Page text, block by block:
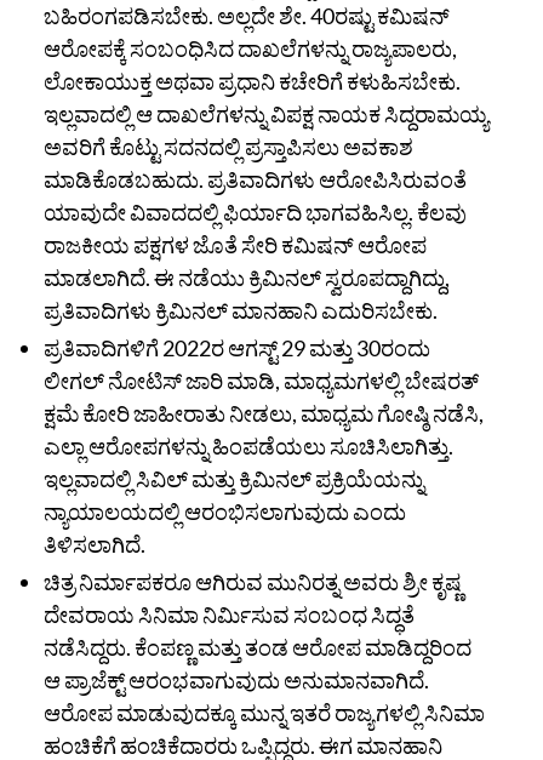
ಬಹಿರಂಗಪಡಿಸಬೇಕು. ಅಲ್ಲದೇ ಶೇ. 40ರಷ್ಟು ಕಮಿಷನ್‌
ಆರೋಪಕ್ಕೆ ಸಂಬಂಧಿಸಿದ ದಾಖಲೆಗಳನ್ನು ರಾಜ್ಯಪಾಲರು,
ಲೋಕಾಯುಕ್ತ ಅಥವಾ ಪ್ರಧಾನಿ ಕಚೇರಿಗೆ ಕಳುಹಿಸಬೇಕು.
ಇಲ್ಲವಾದಲ್ಲಿ ಆ ದಾಖಲೆಗಳನ್ನು ವಿಪಕ್ಷ ನಾಯಕ ಸಿದ್ದರಾಮಯ್ಯ
ಅವರಿಗೆ ಕೊಟ್ಟು ಸದನದಲ್ಲಿ ಪ್ರಸ್ತಾಪಿಸಲು ಅವಕಾಶ
ಮಾಡಿಕೊಡಬಹುದು. ಪ್ರತಿವಾದಿಗಳು ಆರೋಪಿಸಿರುವಂತೆ
ಯಾವುದೇ ವಿವಾದದಲ್ಲಿ ಫಿರ್ಯಾದಿ ಭಾಗವಹಿಸಿಲ್ಲ. ಕೆಲವು
ರಾಜಕೀಯ ಪಕ್ಷಗಳ ಜೊತೆ ಸೇರಿ ಕಮಿಷನ್‌ ಆರೋಪ
ಮಾಡಲಾಗಿದೆ. ಈ ನಡೆಯು ಕ್ರಿಮಿನಲ್‌ ಸ್ವರೂಪದ್ದಾಗಿದ್ದು,
ಪ್ರತಿವಾದಿಗಳು ಕ್ರಿಮಿನಲ್‌ ಮಾನಹಾನಿ ಎದುರಿಸಬೇಕು.
ಪ್ರತಿವಾದಿಗಳಿಗೆ 2022ರ ಆಗಸ್ಟ್‌ 29 ಮತ್ತು 30ರಂದು
ಲೀಗಲ್‌ ನೋಟಿಸ್‌ ಜಾರಿ ಮಾಡಿ, ಮಾಧ್ಯಮಗಳಲ್ಲಿ ಬೇಷರತ್‌
ಕ್ಷಮೆ ಕೋರಿ ಜಾಹೀರಾತು ನೀಡಲು, ಮಾಧ್ಯಮ ಗೋಷ್ಠಿ ನಡೆಸಿ,
ಎಲ್ಲಾ ಆರೋಪಗಳನ್ನು ಹಿಂಪಡೆಯಲು ಸೂಚಿಸಿಲಾಗಿತ್ತು.
ಇಲ್ಲವಾದಲ್ಲಿ ಸಿವಿಲ್‌ ಮತ್ತು ಕ್ರಿಮಿನಲ್‌ ಪ್ರಕ್ರಿಯೆಯನ್ನು
ನ್ಯಾಯಾಲಯದಲ್ಲಿ ಆರಂಭಿಸಲಾಗುವುದು ಎಂದು
ತಿಳಿಸಲಾಗಿದೆ.
ಚಿತ್ರ ನಿರ್ಮಾಪಕರೂ ಆಗಿರುವ ಮುನಿರತ್ನ ಅವರು ಶ್ರೀ ಕೃಷ್ಣ
ದೇವರಾಯ ಸಿನಿಮಾ ನಿರ್ಮಿಸುವ ಸಂಬಂಧ ಸಿದ್ಧತೆ
ನಡೆಸಿದ್ದರು. ಕೆಂಪಣ್ಣ ಮತ್ತು ತಂಡ ಆರೋಪ ಮಾಡಿದ್ದರಿಂದ
ಆ ಪ್ರಾಜೆಕ್ಟ್‌ ಆರಂಭವಾಗುವುದು ಅನುಮಾನವಾಗಿದೆ.
ಆರೋಪ ಮಾಡುವುದಕ್ಕೂ ಮುನ್ನ ಇತರೆ ರಾಜ್ಯಗಳಲ್ಲಿ ಸಿನಿಮಾ
ಹಂಚಿಕೆಗೆ ಹಂಚಿಕೆದಾರರು ಒಪ್ಪಿದ್ದರು. ಈಗ ಮಾನಹಾನಿ